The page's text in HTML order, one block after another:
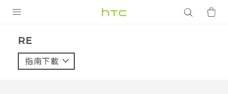
VIVE
RE‎
指南下載